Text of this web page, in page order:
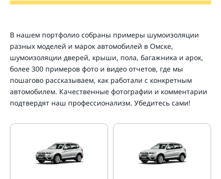
В нашем портфолио собраны примеры шумоизоляции
разных моделей и марок автомобилей в Омске,
шумоизоляции дверей, крыши, пола, багажника и арок,
более 300 примеров фото и видео отчетов, где мы
пошагово рассказываем, как работали с конкретным
автомобилем. Качественные фотографии и комментарии
подтвердят наш профессионализм. Убедитесь сами!